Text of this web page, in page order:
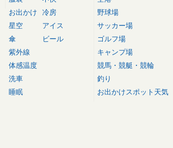
お出かけ
星空
傘
紫外線
体感温度
洗車
睡眠
冷房
アイス
ビール
野球場
サッカー場
ゴルフ場
キャンプ場
競馬・競艇・競輪
釣り
お出かけスポット天気